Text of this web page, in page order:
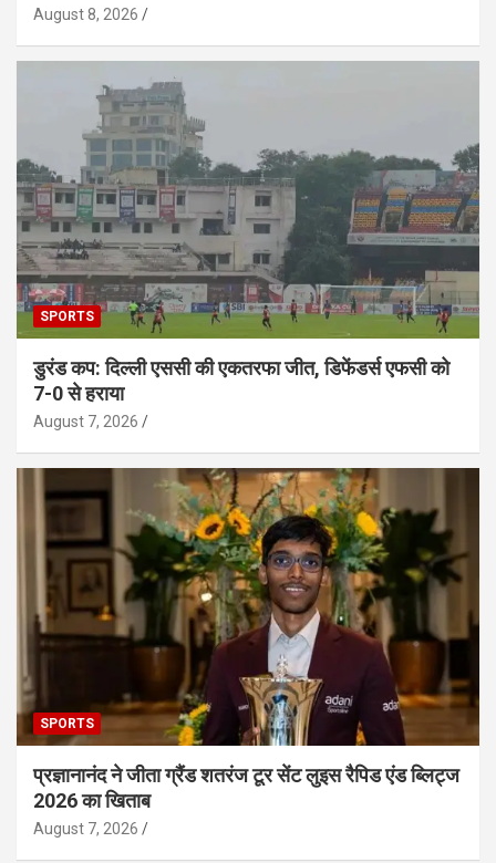
August 8, 2026
SPORTS
डुरंड कप: दिल्ली एससी की एकतरफा जीत, डिफेंडर्स एफसी को
7-0 से हराया
August 7, 2026
SPORTS
प्रज्ञानानंद ने जीता ग्रैंड शतरंज टूर सेंट लुइस रैपिड एंड ब्लिट्ज
2026 का खिताब
August 7, 2026